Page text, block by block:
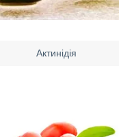
Актинідія